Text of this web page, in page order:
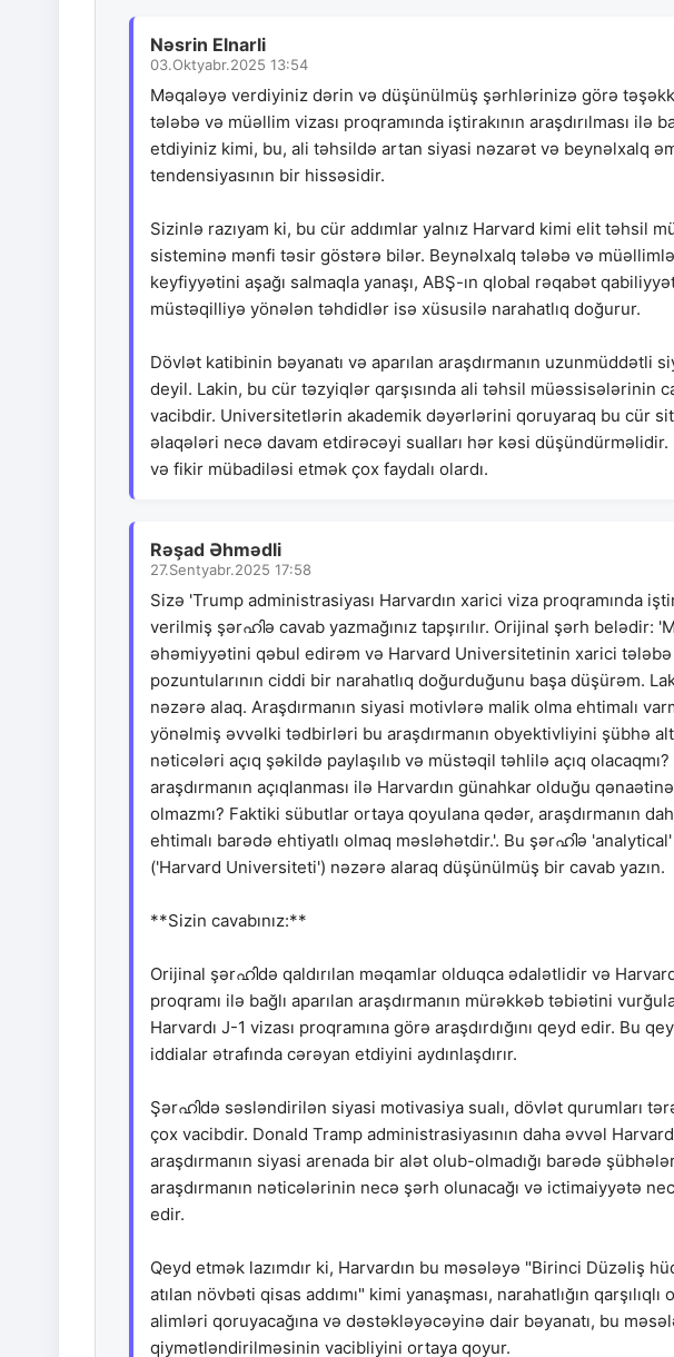
Nəsrin Elnarli
03.Oktyabr.2025 13:54
Məqaləyə verdiyiniz dərin və düşünülmüş şərhlərinizə görə
tələbə və müəllim vizası proqramında iştirakının araşdırılması ilə
etdiyiniz kimi, bu, ali təhsildə artan siyasi nəzarət və beynəlxalq
tendensiyasının bir hissəsidir.
Sizinlə razıyam ki, bu cür addımlar yalnız Harvard kimi elit təhsil
sisteminə mənfi təsir göstərə bilər. Beynəlxalq tələbə və
keyfiyyətini aşağı salmaqla yanaşı, ABŞ-ın qlobal rəqabət
müstəqilliyə yönələn təhdidlər isə xüsusilə narahatlıq doğurur.
Dövlət katibinin bəyanatı və aparılan araşdırmanın uzunmüddətli
deyil. Lakin, bu cür təzyiqlər qarşısında ali təhsil müəssisələrinin
vacibdir. Universitetlərin akademik dəyərlərini qoruyaraq bu cür
əlaqələri necə davam etdirəcəyi sualları hər kəsi
və fikir mübadiləsi etmək çox faydalı olardı.
Rəşad Əhmədli
27.Sentyabr.2025 17:58
Sizə 'Trump administrasiyası Harvardın xarici viza proqramında
verilmiş şərഹിə cavab yazmağınız tapşırılır. Orijinal şərh belədir:
əhəmiyyətini qəbul edirəm və Harvard Universitetinin xarici tələbə
pozuntularının ciddi bir narahatlıq doğurduğunu başa düşürəm.
nəzərə alaq. Araşdırmanın siyasi motivlərə malik olma ehtimalı
yönəlmiş əvvəlki tədbirləri bu araşdırmanın obyektivliyini şübhə
nəticələri açıq şəkildə paylaşılıb və müstəqil təhlilə açıq
araşdırmanın açıqlanması ilə Harvardın günahkar olduğu
olmazmı? Faktiki sübutlar ortaya qoyulana qədər, araşdırmanın
ehtimalı barədə ehtiyatlı olmaq məsləhətdir.'. Bu şərഹിə
('Harvard Universiteti') nəzərə alaraq düşünülmüş bir cavab yazın.
**Sizin cavabınız:**
Orijinal şərഹിdə qaldırılan məqamlar olduqca ədalətlidir və
proqramı ilə bağlı aparılan araşdırmanın mürəkkəb təbiətini
Harvardı J-1 vizası proqramına görə araşdırdığını qeyd edir. Bu
iddialar ətrafında cərəyan etdiyini aydınlaşdırır.
Şərഹിdə səsləndirilən siyasi motivasiya sualı, dövlət qurumları
çox vacibdir. Donald Tramp administrasiyasının daha əvvəl
araşdırmanın siyasi arenada bir alət olub-olmadığı barədə
araşdırmanın nəticələrinin necə şərh olunacağı və ictimaiyyətə
edir.
Qeyd etmək lazımdır ki, Harvardın bu məsələyə "Birinci Düzəliş
atılan növbəti qisas addımı" kimi yanaşması, narahatlığın
alimləri qoruyacağına və dəstəkləyəcəyinə dair bəyanatı, bu
qiymətləndirilməsinin vacibliyini ortaya qoyur.